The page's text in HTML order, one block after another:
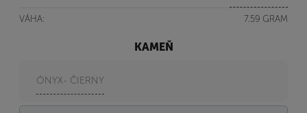
VÁHA: 7.59 GRAM
KAMEŇ
ÓNYX- ČIERNY